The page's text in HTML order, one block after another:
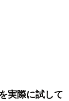
実際に試して